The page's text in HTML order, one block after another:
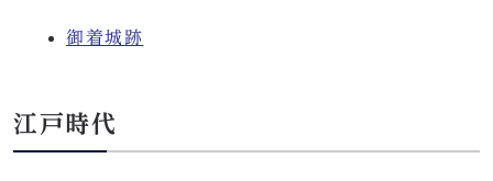
御着城跡
江戸時代